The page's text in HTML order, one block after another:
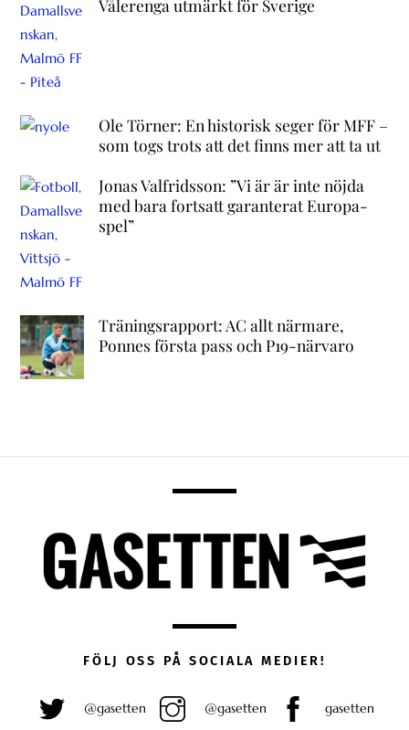
Vålerenga utmärkt för Sverige
Ole Törner: En historisk seger för MFF –
som togs trots att det finns mer att ta ut
Jonas Valfridsson: ”Vi är är inte nöjda
med bara fortsatt garanterat Europa-
spel”
Träningsrapport: AC allt närmare,
Ponnes första pass och P19-närvaro
FÖLJ OSS PÅ SOCIALA MEDIER!
@gasetten @gasetten gasetten